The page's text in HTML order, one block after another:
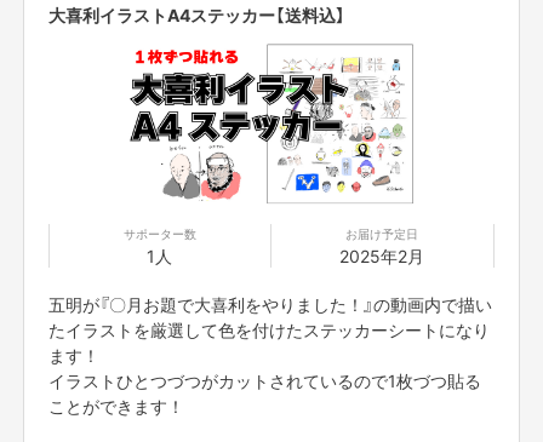
大喜利イラストA4ステッカー【送料込】
サポーター数
1人
お届け予定日
2025年2月
五明が『〇月お題で大喜利をやりました！』の動画内で描い
たイラストを厳選して色を付けたステッカーシートになり
ます！
イラストひとつづつがカットされているので1枚づつ貼る
ことができます！